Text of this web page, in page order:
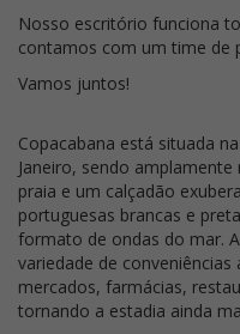
Nosso escritório funciona
contamos com um time de
Vamos juntos!
Copacabana está situada
Janeiro, sendo
praia e um calçadão
portuguesas brancas e
formato de ondas do mar.
variedade de
mercados, farmácias,
tornando a estadia ainda